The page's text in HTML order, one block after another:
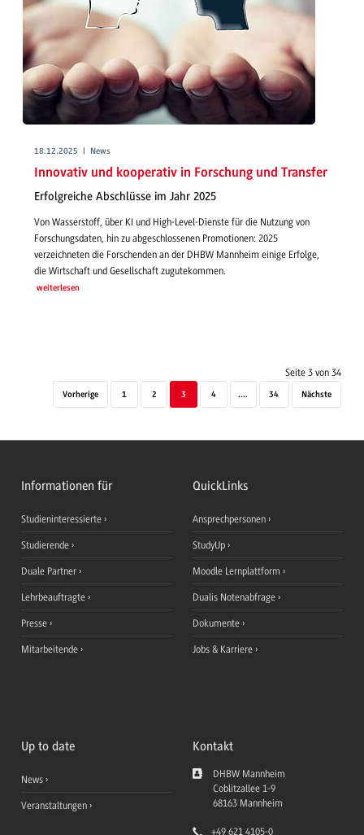
18.12.2025 | News
Innovativ und kooperativ in Forschung und Transfer
Erfolgreiche Abschlüsse im Jahr 2025
Von Wasserstoff, über KI und High-Level-Dienste für die Nutzung von
Forschungsdaten, hin zu abgeschlossenen Promotionen: 2025
verzeichneten die Forschenden an der DHBW Mannheim einige Erfolge,
die Wirtschaft und Gesellschaft zugutekommen.
weiterlesen
Seite 3 von 34
Vorherige 1 2 3 4 .... 34 Nächste
Informationen für
Studieninteressierte
Studierende
Duale Partner
Lehrbeauftragte
Presse
Mitarbeitende
QuickLinks
Ansprechpersonen
StudyUp
Moodle Lernplattform
Dualis Notenabfrage
Dokumente
Jobs & Karriere
Up to date
News
Veranstaltungen
Kontakt
DHBW Mannheim
Coblitzallee 1-9
68163 Mannheim
+49 621 4105-0